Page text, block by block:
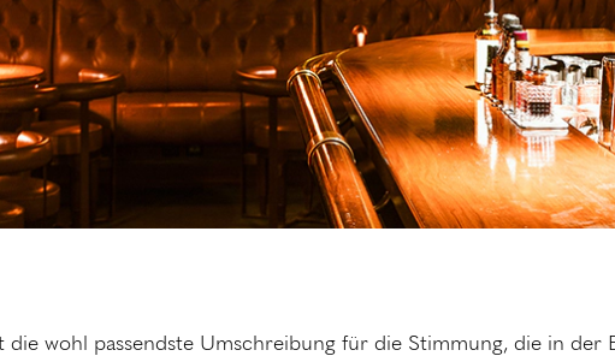
die wohl passendste Umschreibung für die Stimmung, die in